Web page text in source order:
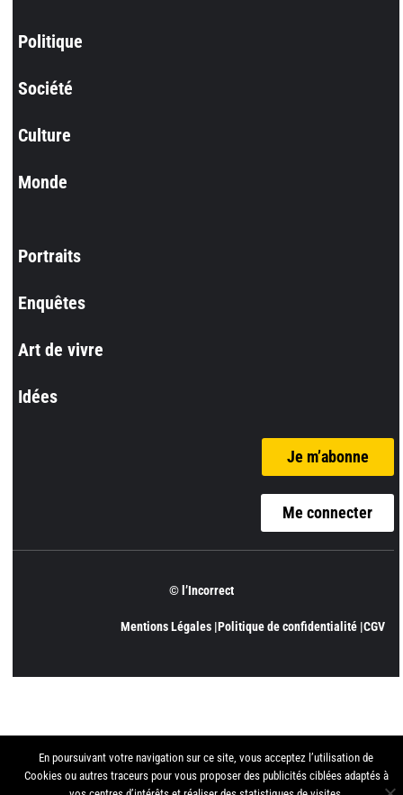
Politique
Société
Culture
Monde
Portraits
Enquêtes
Art de vivre
Idées
Je m’abonne
Me connecter
© l’Incorrect
Mentions Légales |Politique de confidentialité |CGV
En poursuivant votre navigation sur ce site, vous acceptez l’utilisation de
Cookies ou autres traceurs pour vous proposer des publicités ciblées adaptés à